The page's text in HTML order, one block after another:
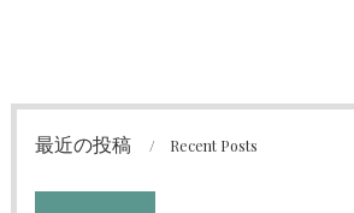
最近の投稿 Recent Posts